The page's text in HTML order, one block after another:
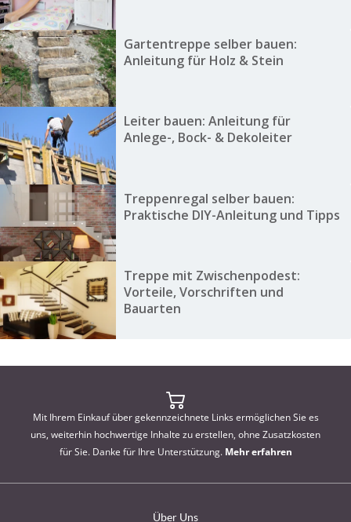
Gartentreppe selber bauen:
Anleitung für Holz & Stein
Leiter bauen: Anleitung für
Anlege-, Bock- & Dekoleiter
Treppenregal selber bauen:
Praktische DIY-Anleitung und Tipps
Treppe mit Zwischenpodest:
Vorteile, Vorschriften und
Bauarten
Mit Ihrem Einkauf über gekennzeichnete Links ermöglichen Sie es
uns, weiterhin hochwertige Inhalte zu erstellen, ohne Zusatzkosten
für Sie. Danke für Ihre Unterstützung. Mehr erfahren
Über Uns